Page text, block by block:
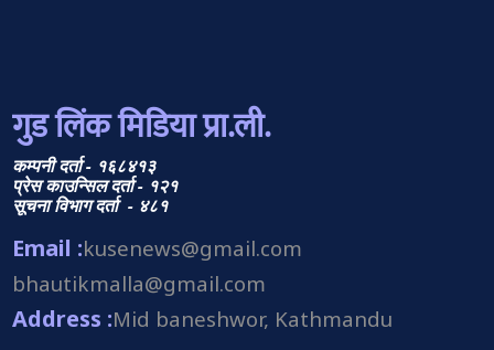
गुड लिंक मिडिया प्रा.ली.
कम्पनी दर्ता - १६८४१३
प्रेस काउन्सिल दर्ता - १२१
सूचना विभाग दर्ता - ४८१
Email :kusenews@gmail.com
bhautikmalla@gmail.com
Address :Mid baneshwor, Kathmandu